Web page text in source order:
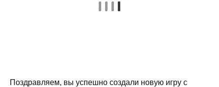
Поздравляем, вы успешно создали новую игру с